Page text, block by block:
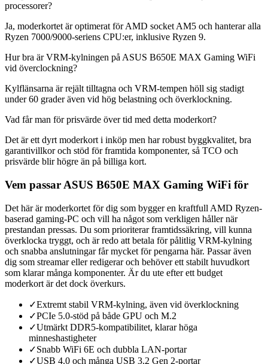
processorer?
Ja, moderkortet är optimerat för AMD socket AM5 och hanterar alla
Ryzen 7000/9000-seriens CPU:er, inklusive Ryzen 9.
Hur bra är VRM-kylningen på ASUS B650E MAX Gaming WiFi
vid överclockning?
Kylflänsarna är rejält tilltagna och VRM-tempen höll sig stadigt
under 60 grader även vid hög belastning och överklockning.
Vad får man för prisvärde över tid med detta moderkort?
Det är ett dyrt moderkort i inköp men har robust byggkvalitet, bra
garantivillkor och stöd för framtida komponenter, så TCO och
prisvärde blir högre än på billiga kort.
Vem passar ASUS B650E MAX Gaming WiFi för
Det här är moderkortet för dig som bygger en kraftfull AMD Ryzen-
baserad gaming-PC och vill ha något som verkligen håller när
prestandan pressas. Du som prioriterar framtidssäkring, vill kunna
överklocka tryggt, och är redo att betala för pålitlig VRM-kylning
och snabba anslutningar får mycket för pengarna här. Passar även
dig som streamar eller redigerar och behöver ett stabilt huvudkort
som klarar många komponenter. Är du ute efter ett budget
moderkort är det dock överkurs.
✓Extremt stabil VRM-kylning, även vid överklockning
✓PCIe 5.0-stöd på både GPU och M.2
✓Utmärkt DDR5-kompatibilitet, klarar höga
minneshastigheter
✓Snabb WiFi 6E och dubbla LAN-portar
✓USB 4.0 och många USB 3.2 Gen 2-portar